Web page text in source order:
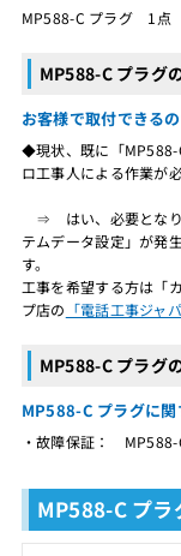
MP588-C プラグ 1点
MP588-C プラグ
お客様で取付できる
◆現状、既に「MP588-
ロ工事人による作業が
⇒ はい、必要となり
テムデータ設定」が発
す。
工事を希望する方は「
プ店の 「電話工事ジャ
MP588-C プラグ
MP588-C プラグに
・故障保証： MP588-
MP588-C プラ